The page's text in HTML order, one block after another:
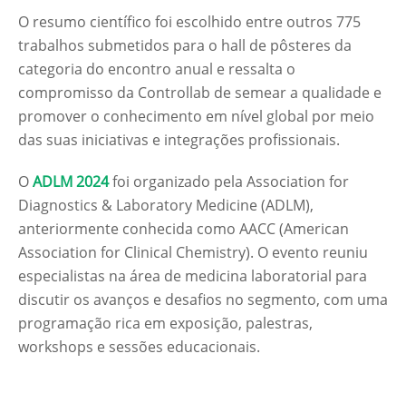
O resumo científico foi escolhido entre outros 775
trabalhos submetidos para o hall de pôsteres da
categoria do encontro anual e ressalta o
compromisso da Controllab de semear a qualidade e
promover o conhecimento em nível global por meio
das suas iniciativas e integrações profissionais.
OADLM 2024foi organizado pela Association for
Diagnostics & Laboratory Medicine (ADLM),
anteriormente conhecida como AACC (American
Association for Clinical Chemistry). O evento reuniu
especialistas na área de medicina laboratorial para
discutir os avanços e desafios no segmento, com uma
programação rica em exposição, palestras,
workshops e sessões educacionais.